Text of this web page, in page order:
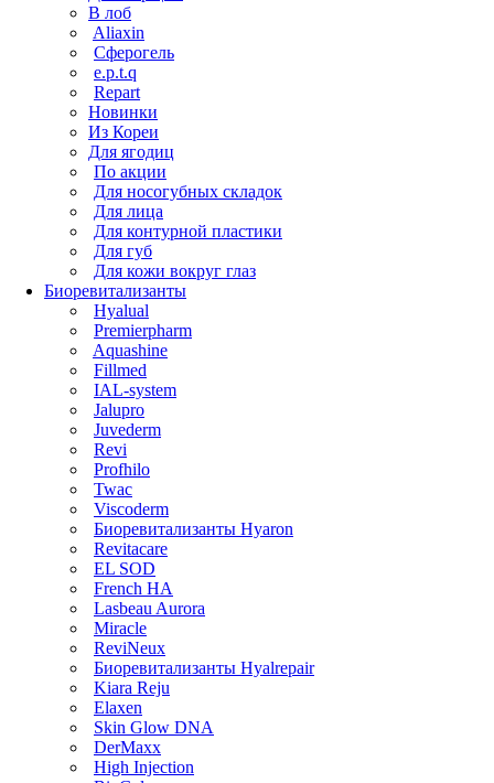
В лоб
Aliaxin
Сферогель
e.p.t.q
Repart
Новинки
Из Кореи
Для ягодиц
По акции
Для носогубных складок
Для лица
Для контурной пластики
Для губ
Для кожи вокруг глаз
Биоревитализанты
Hyalual
Premierpharm
Aquashine
Fillmed
IAL-system
Jalupro
Juvederm
Revi
Profhilo
Twac
Viscoderm
Биоревитализанты Hyaron
Revitacare
EL SOD
French HA
Lasbeau Aurora
Miracle
ReviNeux
Биоревитализанты Hyalrepair
Kiara Reju
Elaxen
Skin Glow DNA
DerMaxx
High Injection